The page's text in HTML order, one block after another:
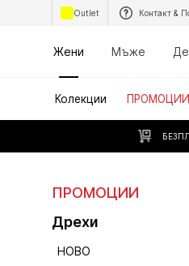
Outlet Контакт &
Жени Мъже
Колекции ПРОМОЦИИ
ПРОМОЦИИ
Дрехи
НОВО